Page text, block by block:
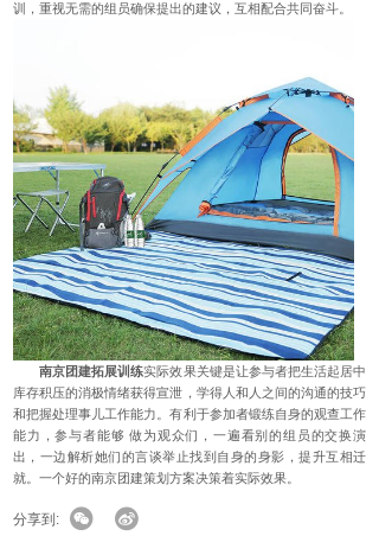
训，重视无需的组员确保提出的建议，互相配合共同奋斗。
南京团建拓展训练实际效果关键是让参与者把生活起居中
库存积压的消极情绪获得宣泄，学得人和人之间的沟通的技巧
和把握处理事儿工作能力。有利于参加者锻练自身的观查工作
能力，参与者能够 做为观众们，一遍看别的组员的交换演
出，一边解析她们的言谈举止找到自身的身影，提升互相迁
就。一个好的南京团建策划方案决策着实际效果。
分享到: